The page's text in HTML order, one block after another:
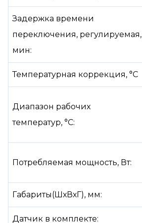
Задержка времени
переключения, регулируемая,
мин:
Температурная коррекция, °С
Диапазон рабочих
температур, °С:
Потребляемая мощность, Вт:
Габариты(ШхВхГ), мм:
Датчик в комплекте: